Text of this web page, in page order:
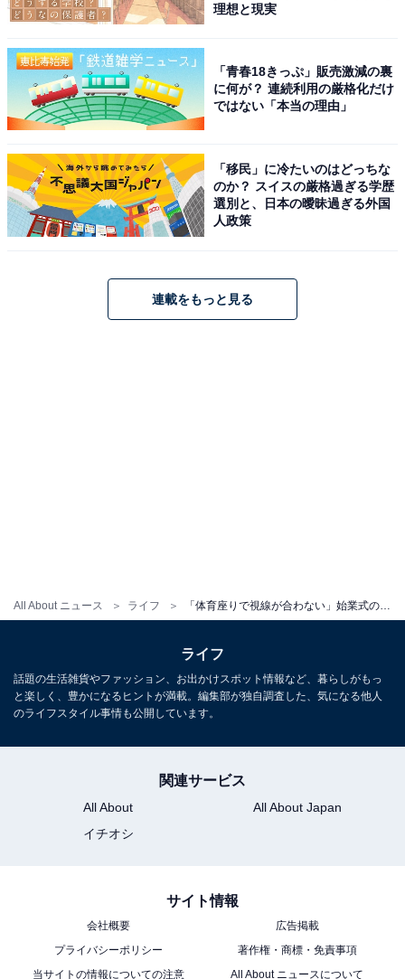
All About ニュース ライフ
休み明けに「学校に行きづらくなる」子はいます
毎年必ずいる、というような決まったタイプがあるかと
言われると、そうではありません。ただ、冬休み明けや
夏休み明けに、学校に行きづらくなる子はいると思いま
す。
生活リズムが崩れたから、という理由だけではないと感
じています。授業や学校の決まりごと、学校での1日の
大阪府公立小学校教諭。令和4年度文部科学大臣優
回全日本ダンス教育指導者指導技術コンクール文部
科学大臣賞、第69回（2020年度）読売教育賞 健
康・体力づくり部門優秀賞などの受賞歴を持つ。
『しくじり先生の「今日の失敗」』
理想と現実
「青春18きっぷ」販売激減の裏
に何が？ 連続利用の厳格化だけ
ではない「本当の理由」
「移民」に冷たいのはどっちな
のか？ スイスの厳格過ぎる学歴
選別と、日本の曖昧過ぎる外国
人政策
連載をもっと見る
ライフ
話題の生活雑貨やファッション、お出かけスポット情報など、暮らしがもっ
と楽しく、豊かになるヒントが満載。編集部が独自調査した、気になる他人
のライフスタイル事情も公開しています。
関連サービス
All About
All About Japan
イチオシ
サイト情報
会社概要
広告掲載
プライバシーポリシー
著作権・商標・免責事項
当サイトの情報についての注意
All About ニュースについて